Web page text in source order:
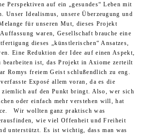
Perspektiven auf ein „gesundes“ Leben mit
Unser Idealismus, unsere Überzeugung und
für unseren Mut, dieses Projekt
waren, Gesellschaft brauche eine
dieses „künstlerischen“ Ansatzes,
Eine Reduktion der Idee auf einen Aspekt,
bearbeiten ist, das Projekt in Axiome zerteilt
Romys freiem Geist schlußendlich zu eng.
Exposé allem voran, da es die
ziemlich auf den Punkt bringt. Also, wer sich
oder einfach mehr verstehen will, hat
Wir wollten ganz praktisch was
wie viel Offenheit und Freiheit
unterstützt. Es ist wichtig, dass man was